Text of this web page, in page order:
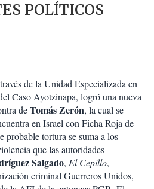
POLÍTICOS
de la Unidad Especializada en
Caso Ayotzinapa, logró una nueva
deTomás Zerón, la cual se
en Israel con Ficha Roja de
probable tortura se suma a los
que las autoridades
Salgado, El Cepillo,
criminal Guerreros Unidos,